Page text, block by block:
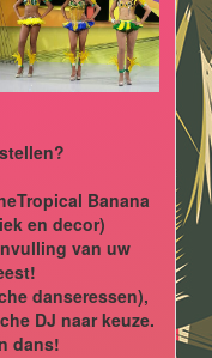
Banana
en decor)
van uw
danseressen),
DJ naar keuze.
dans!